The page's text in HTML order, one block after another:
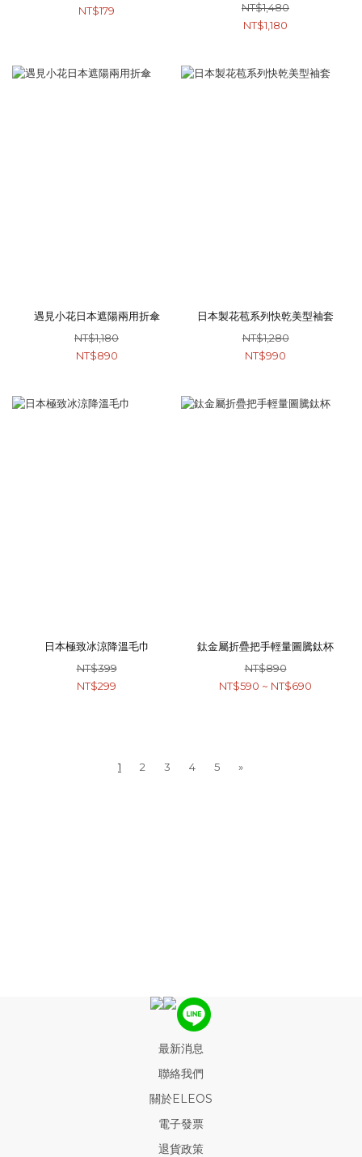
NT$179
NT$1,480
NT$1,180
遇見小花日本遮陽兩用折傘
NT$1,180
NT$890
日本製花苞系列快乾美型袖套
NT$1,280
NT$990
日本極致冰涼降溫毛巾
NT$399
NT$299
鈦金屬折疊把手輕量圖騰鈦杯
NT$890
NT$590 ~ NT$690
1 2 3 4 5 »
最新消息
聯絡我們
關於ELEOS
電子發票
退貨政策